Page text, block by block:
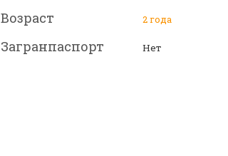
Возраст 2 года
Загранпаспорт Нет